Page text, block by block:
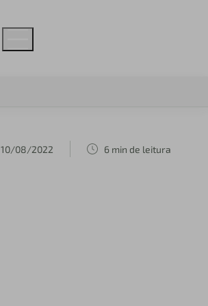
10/08/2022 6 min de leitura